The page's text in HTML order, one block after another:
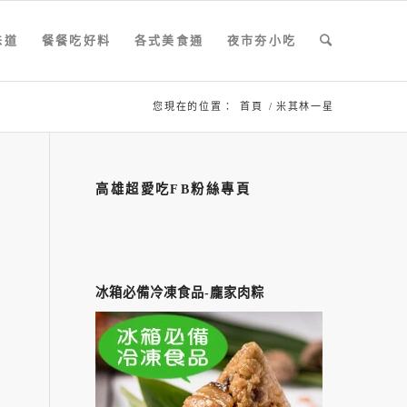
道 餐餐吃好料 各式美食通 夜市夯小吃
您現在的位置： 首頁 / 米其林一星
高雄超愛吃FB粉絲專頁
冰箱必備冷凍食品-龐家肉粽